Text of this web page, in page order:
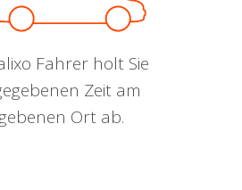
Fahrer holt Sie
Zeit am
Ort ab.